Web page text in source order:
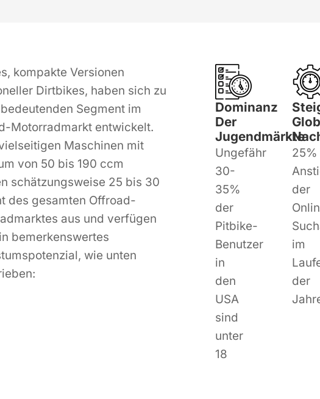
kompakte Versionen
Dirtbikes, haben sich zu
Segment im
Motorradmarkt entwickelt.
Maschinen mit
von 50 bis 190 ccm
schätzungsweise 25 bis 30
des gesamten Offroad-
aus und verfügen
bemerkenswertes
wie unten
Dominanz
Der
Jugendmärkte
Ungefähr
30-
35%
der
Pitbike-
Benutzer
in
den
USA
sind
unter
18
25%
der
im
der